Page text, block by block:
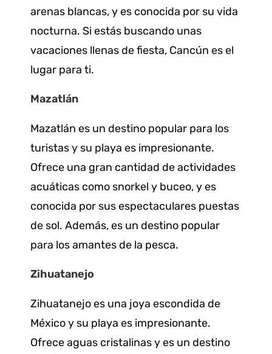
arenas blancas, y es conocida por su vida
nocturna. Si estás buscando unas
vacaciones llenas de fiesta, Cancún es el
lugar para ti.
Mazatlán
Mazatlán es un destino popular para los
turistas y su playa es impresionante.
Ofrece una gran cantidad de actividades
acuáticas como snorkel y buceo, y es
conocida por sus espectaculares puestas
de sol. Además, es un destino popular
para los amantes de la pesca.
Zihuatanejo
Zihuatanejo es una joya escondida de
México y su playa es impresionante.
Ofrece aguas cristalinas y es un destino